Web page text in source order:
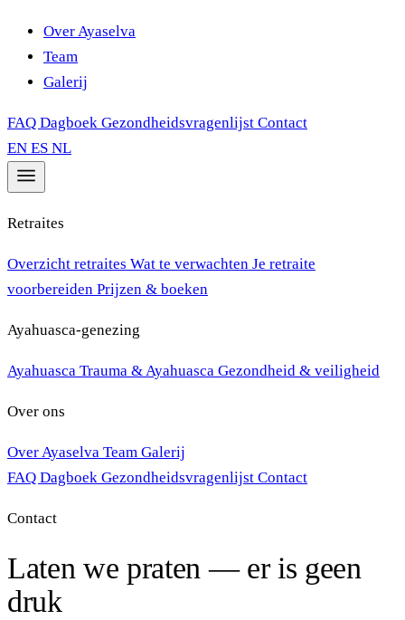
Over Ayaselva
Team
Galerij
FAQ Dagboek Gezondheidsvragenlijst Contact
EN ES NL
Retraites
Overzicht retraites Wat te verwachten Je retraite
voorbereiden Prijzen & boeken
Ayahuasca-genezing
Ayahuasca Trauma & Ayahuasca Gezondheid & veiligheid
Over ons
Over Ayaselva Team Galerij
FAQ Dagboek Gezondheidsvragenlijst Contact
Contact
Laten we praten — er is geen
druk